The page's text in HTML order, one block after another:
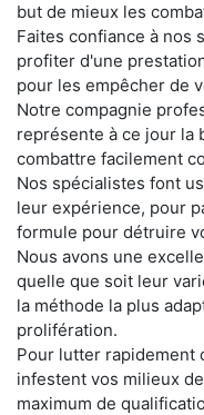
but de mieux les
Faites confiance à nos
profiter d'une
pour les empêcher de
Notre compagnie
représente à ce jour la
combattre facilement
Nos spécialistes font
leur expérience, pour
formule pour détruire
Nous avons une
quelle que soit leur
la méthode la plus
prolifération.
Pour lutter rapidement
infestent vos milieux
maximum de